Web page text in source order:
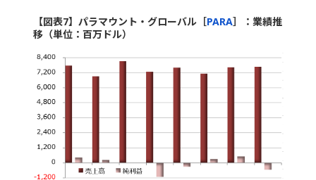
【図表7】パラマウント・グローバル［PARA］：業績推
移（単位：百万ドル）